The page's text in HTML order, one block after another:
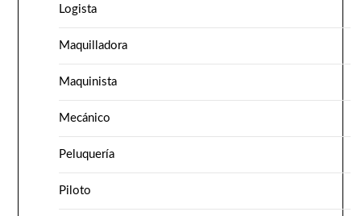
Logista
Maquilladora
Maquinista
Mecánico
Peluquería
Piloto